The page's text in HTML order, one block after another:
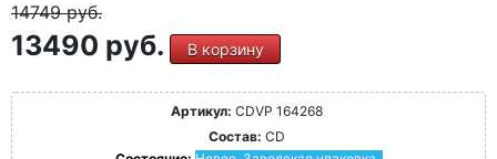
14749руб.
13490 руб. В корзину
Артикул: CDVP 164268
Состав: CD